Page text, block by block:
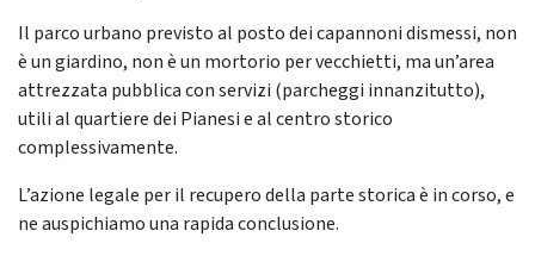
Il parco urbano previsto al posto dei capannoni dismessi, non
è un giardino, non è un mortorio per vecchietti, ma un’area
attrezzata pubblica con servizi (parcheggi innanzitutto),
utili al quartiere dei Pianesi e al centro storico
complessivamente.
L’azione legale per il recupero della parte storica è in corso, e
ne auspichiamo una rapida conclusione.